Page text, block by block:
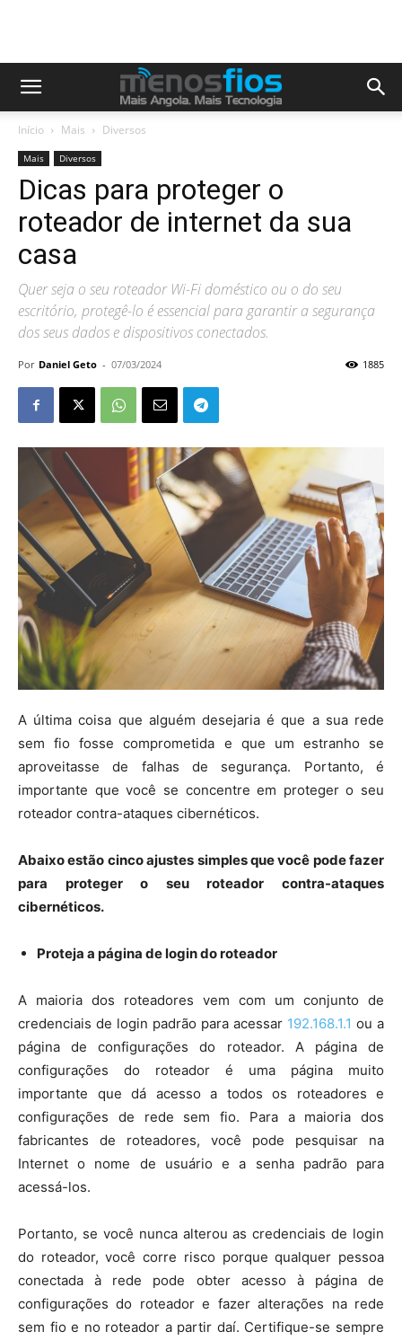
Início Mais Diversos
Mais Diversos
Dicas para proteger o
roteador de internet da sua
casa
Quer seja o seu roteador Wi-Fi doméstico ou o do seu
escritório, protegê-lo é essencial para garantir a segurança
dos seus dados e dispositivos conectados.
Por Daniel Geto - 07/03/2024 1885
A última coisa que alguém desejaria é que a sua rede
sem fio fosse comprometida e que um estranho se
aproveitasse de falhas de segurança. Portanto, é
importante que você se concentre em proteger o seu
roteador contra-ataques cibernéticos.
Abaixo estão cinco ajustes simples que você pode fazer
para proteger o seu roteador contra-ataques
cibernéticos.
Proteja a página de login do roteador
A maioria dos roteadores vem com um conjunto de
credenciais de login padrão para acessar 192.168.1.1 ou a
página de configurações do roteador. A página de
configurações do roteador é uma página muito
importante que dá acesso a todos os roteadores e
configurações de rede sem fio. Para a maioria dos
fabricantes de roteadores, você pode pesquisar na
Internet o nome de usuário e a senha padrão para
acessá-los.
Portanto, se você nunca alterou as credenciais de login
do roteador, você corre risco porque qualquer pessoa
conectada à rede pode obter acesso à página de
configurações do roteador e fazer alterações na rede
sem fio e no roteador a partir daí. Certifique-se sempre